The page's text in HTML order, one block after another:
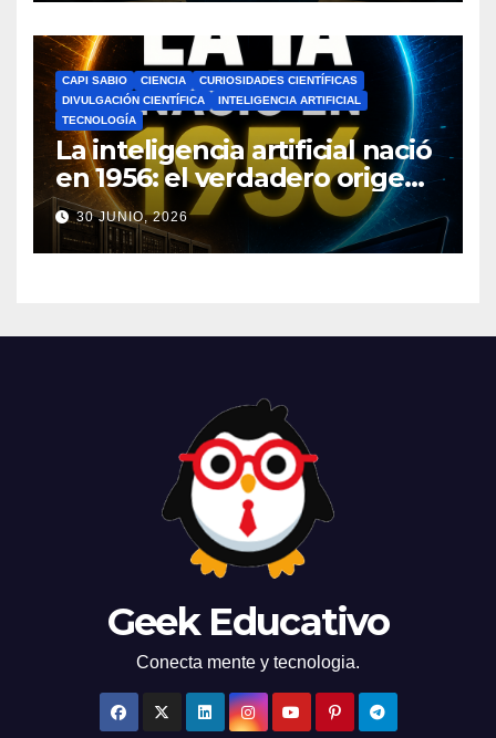
CAPI SABIO CIENCIA
CURIOSIDADES CIENTÍFICAS
DIVULGACIÓN CIENTÍFICA
INTELIGENCIA ARTIFICIAL
TECNOLOGÍA
La inteligencia artificial nació
en 1956: el verdadero origen
de la IA que cambió el
mundo
30 JUNIO, 2026
Geek Educativo
Conecta mente y tecnologia.